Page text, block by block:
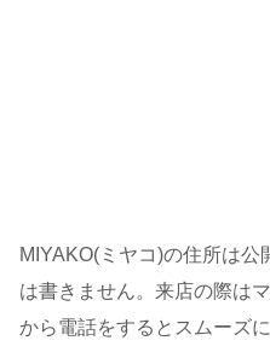
MIYAKO(ミヤコ)の住所は公
は書きません。来店の際は
から電話をするとスムーズ